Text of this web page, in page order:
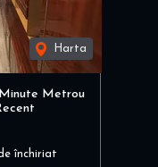
Harta
Metrou
închiriat